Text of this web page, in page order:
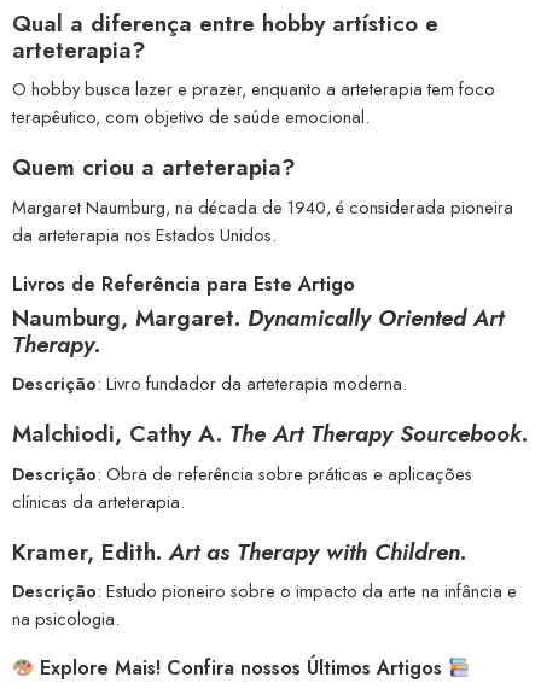
Qual a diferença entre hobby artístico e
arteterapia?
O hobby busca lazer e prazer, enquanto a arteterapia tem foco
terapêutico, com objetivo de saúde emocional.
Quem criou a arteterapia?
Margaret Naumburg, na década de 1940, é considerada pioneira
da arteterapia nos Estados Unidos.
Livros de Referência para Este Artigo
Naumburg, Margaret. Dynamically Oriented Art
Therapy.
Descrição: Livro fundador da arteterapia moderna.
Malchiodi, Cathy A. The Art Therapy Sourcebook.
Descrição: Obra de referência sobre práticas e aplicações
clínicas da arteterapia.
Kramer, Edith.Art as Therapy with Children.
Descrição: Estudo pioneiro sobre o impacto da arte na infância e
na psicologia.
Explore Mais! Confira nossos Últimos Artigos